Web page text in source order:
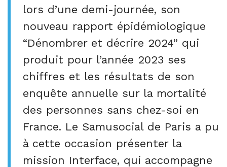
lors d’une demi-journée, son
nouveau rapport épidémiologique
“Dénombrer et décrire 2024” qui
produit pour l’année 2023 ses
chiffres et les résultats de son
enquête annuelle sur la mortalité
des personnes sans chez-soi en
France. Le Samusocialde Paris a pu
à cette occasion présenter la
mission Interface, qui accompagne